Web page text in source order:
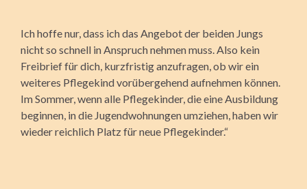
Ich hoffe nur, dass ich das Angebot der beiden Jungs
nicht so schnell in Anspruch nehmen muss. Also kein
Freibrief für dich, kurzfristig anzufragen, ob wir ein
weiteres Pflegekind vorübergehend aufnehmen können.
Im Sommer, wenn alle Pflegekinder, die eine Ausbildung
beginnen, in die Jugendwohnungen umziehen, haben wir
wieder reichlich Platz für neue Pflegekinder.“